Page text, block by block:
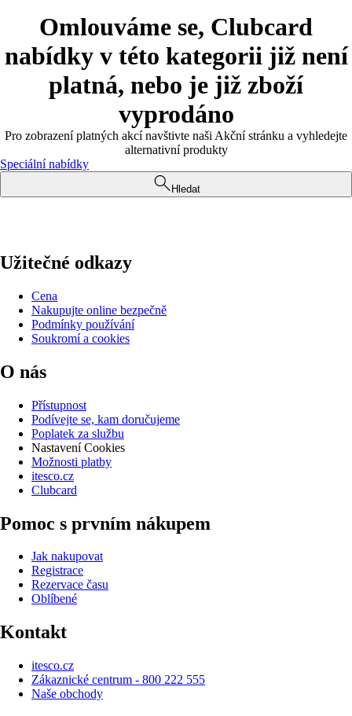
Omlouváme se, Clubcard
nabídky v této kategorii již není
platná, nebo je již zboží
vyprodáno
Pro zobrazení platných akcí navštivte naši Akční stránku a vyhledejte
alternativní produkty
Speciální nabídky
Hledat
Užitečné odkazy
Cena
Nakupujte online bezpečně
Podmínky používání
Soukromí a cookies
O nás
Přístupnost
Podívejte se, kam doručujeme
Poplatek za službu
Nastavení Cookies
Možnosti platby
itesco.cz
Clubcard
Pomoc s prvním nákupem
Jak nakupovat
Registrace
Rezervace času
Oblíbené
Kontakt
itesco.cz
Zákaznické centrum - 800 222 555
Naše obchody